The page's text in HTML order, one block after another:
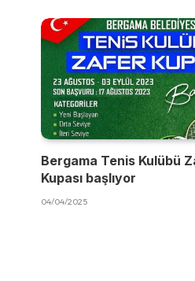
Bergama Tenis Kulübü
Kupası başlıyor
04/04/2025